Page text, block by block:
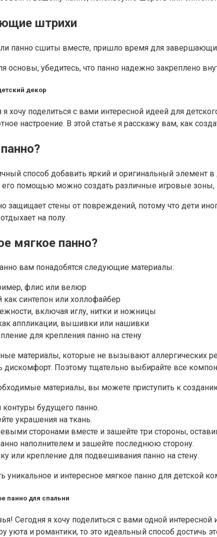
штрихи
панно сшиты вместе, пришло время для
основы, убедитесь, что панно надежно закреплено
декор
я хочу поделиться с вами интересной идеей для
настроение. В этой статье я расскажу вам, как
способ добавить яркий и оригинальный
его помощью можно создать различные игровые
защищает стены от повреждений, потому что дети
на полу.
мягкое панно?
вам понадобятся следующие материалы:
флис или велюр
как синтепон или холлофайбер
включая иглу, нитки и ножницы
аппликации, вышивки или нашивки
для крепления панно на стену
материалы, которые не вызывают аллергических
дискомфорт. Поэтому тщательно выбирайте все
материалы, вы можете приступить к
контуры будущего панно.
украшения на ткань.
сторонами вместе и зашейте три стороны,
наполнителем и зашейте последнюю сторону.
или крепление для подвешивания панно на стену.
уникальное и интересное мягкое панно для детской
панно для спальни
Сегодня я хочу поделиться с вами одной
уюта и романтики, то это идеальный способ достичь